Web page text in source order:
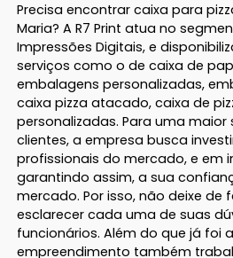
Precisa encontrar caixa para
Maria? A R7 Print atua no
Impressões Digitais, e
serviços como o de caixa de
embalagens personalizadas,
caixa pizza atacado, caixa de
personalizadas. Para uma
clientes, a empresa busca
profissionais do mercado, e em
garantindo assim, a sua
mercado. Por isso, não deixe de
esclarecer cada uma de suas
funcionários. Além do que já foi
empreendimento também